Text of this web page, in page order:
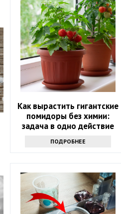
Как вырастить гигантские
помидоры без химии:
задача в одно действие
ПОДРОБНЕЕ